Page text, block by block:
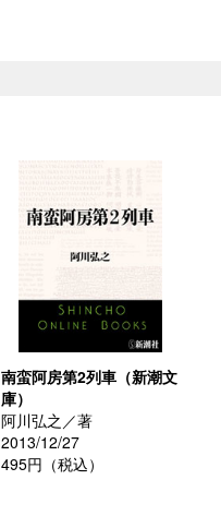
南蛮阿房第2列車（新潮文
庫）
阿川弘之／著
2013/12/27
495円（税込）